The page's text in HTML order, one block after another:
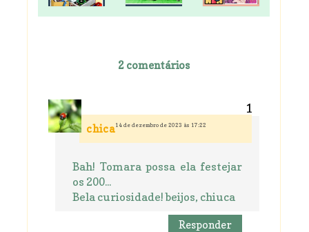
2 comentários
chica14 de dezembro de 2023 às 17:22
Bah! Tomara possa ela festejar
os 200...
Bela curiosidade! beijos, chiuca
Responder